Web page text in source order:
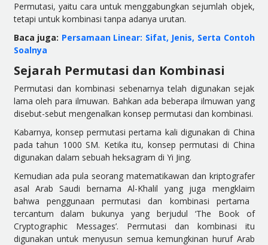
Permutasi, yaitu cara untuk menggabungkan sejumlah objek,
tetapi untuk kombinasi tanpa adanya urutan.
Baca juga: Persamaan Linear: Sifat, Jenis, Serta Contoh
Soalnya
Sejarah Permutasi dan Kombinasi
Permutasi dan kombinasi sebenarnya telah digunakan sejak
lama oleh para ilmuwan. Bahkan ada beberapa ilmuwan yang
disebut-sebut mengenalkan konsep permutasi dan kombinasi.
Kabarnya, konsep permutasi pertama kali digunakan di China
pada tahun 1000 SM. Ketika itu, konseppermutasi di China
digunakan dalam sebuah heksagram di Yi Jing.
Kemudian ada pula seorang matematikawan dan kriptografer
asal Arab Saudi bernama Al-Khalil yang juga mengklaim
bahwa penggunaan permutasi dan kombinasi pertama
tercantum dalambukunya yang berjudul ‘The Book of
Cryptographic Messages’. Permutasi dan kombinasi itu
digunakan untuk menyusun semua kemungkinan huruf Arab